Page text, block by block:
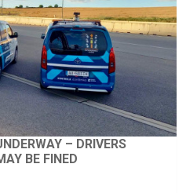
– DRIVERS
BE FINED